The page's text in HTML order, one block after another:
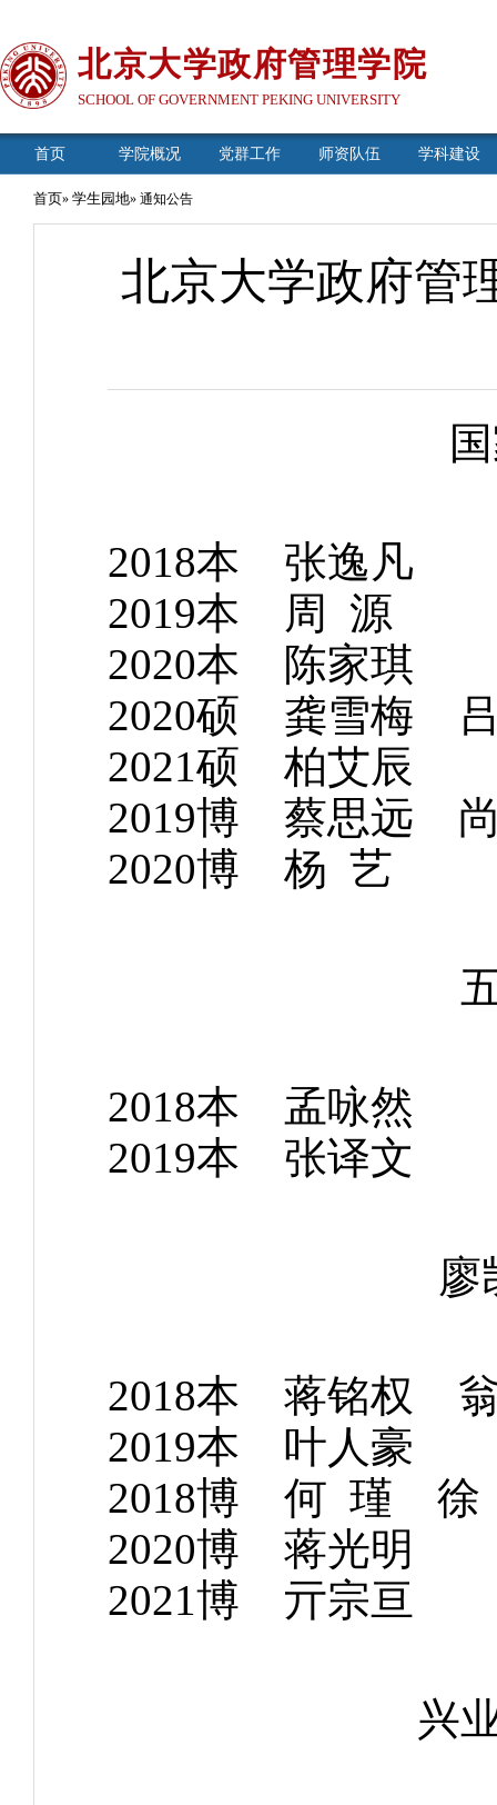
北京大学政府管理学院
SCHOOL OF GOVERNMENT PEKING UNIVERSITY
首页 学院概况 党群工作 师资队伍 学科建设
首页» 学生园地» 通知公告
北京大学政府管
2018本 张逸
2019本 周
2020本 陈家
2020硕 龚雪梅
2021硕 柏艾
2019博 蔡思
2020博 杨
2018本 孟咏
2019本 张译
廖
2018本 蒋铭权
2019本 叶人
2018博 何 瑾
2020博 蒋光
2021博 亓宗
兴